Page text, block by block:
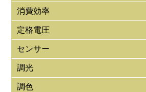
消費効率
定格電圧
センサー
調光
調色